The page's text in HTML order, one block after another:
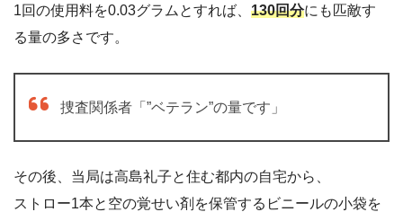
1回の使用料を0.03グラムとすれば、 130回分にも匹敵す
る量の多さです。
捜査関係者「”ベテラン”の量です」
その後、当局は高島礼子と住む都内の自宅から、
ストロー1本と空の覚せい剤を保管するビニールの小袋を